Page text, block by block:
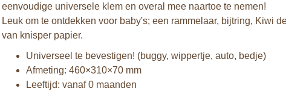
eenvoudige universele klem en overal mee naartoe te nemen!
Leuk om te ontdekken voor baby's; een rammelaar, bijtring, Kiwi
van knisper papier.
Universeel te bevestigen! (buggy, wippertje, auto, bedje)
Afmeting: 460×310×70 mm
Leeftijd: vanaf 0 maanden